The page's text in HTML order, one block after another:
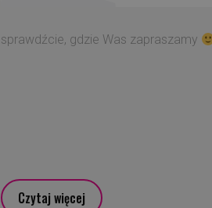
sprawdźcie, gdzie Was zapraszamy
Czytaj więcej